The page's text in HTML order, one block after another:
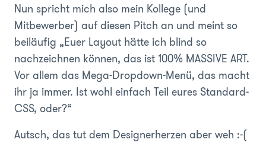
Nun spricht mich also mein Kollege (und
Mitbewerber) auf diesen Pitch an und meint so
beiläufig „Euer Layout hätte ich blind so
nachzeichnen können, das ist 100% MASSIVE ART.
Vor allem das Mega-Dropdown-Menü, das macht
ihr ja immer. Ist wohl einfach Teil eures Standard-
CSS, oder?“
Autsch, das tut dem Designerherzen aber weh :-(